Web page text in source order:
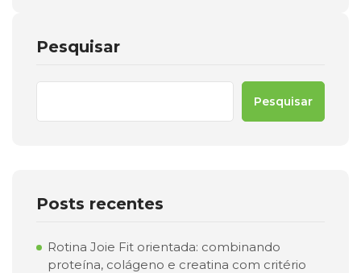
Pesquisar
Pesquisar
Posts recentes
Rotina Joie Fit orientada: combinando
proteína, colágeno e creatina com critério